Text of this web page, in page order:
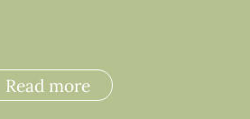
Read more